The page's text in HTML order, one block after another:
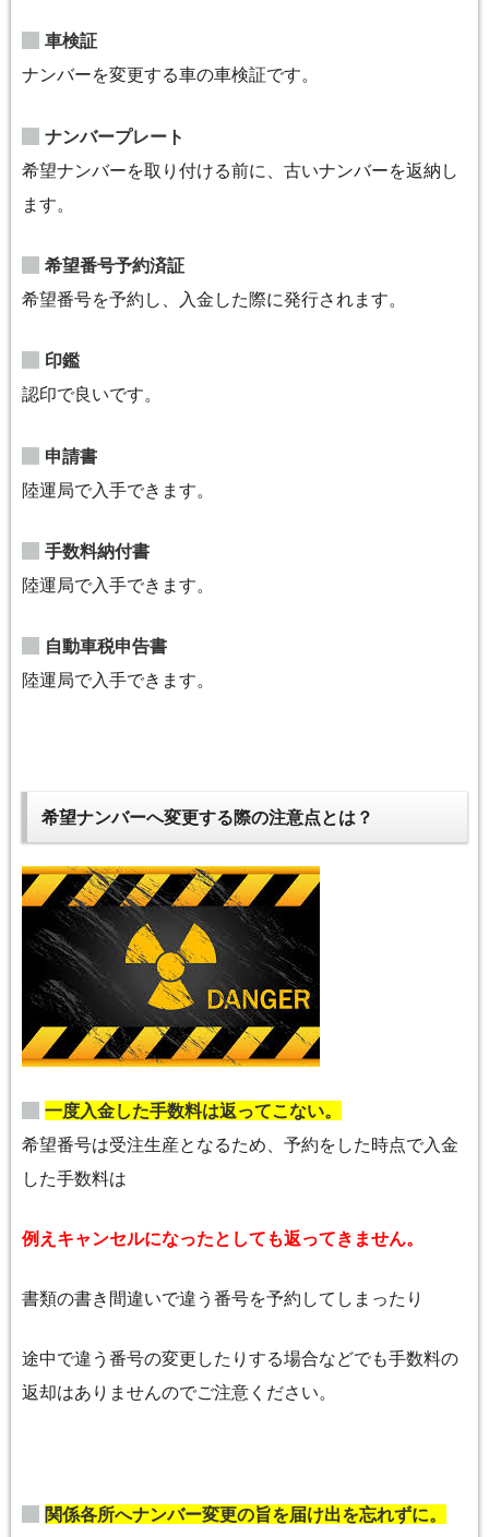
車検証
ナンバーを変更する車の車検証です。
ナンバープレート
希望ナンバーを取り付ける前に、古いナンバーを返納し
ます。
希望番号予約済証
希望番号を予約し、入金した際に発行されます。
印鑑
認印で良いです。
申請書
陸運局で入手できます。
手数料納付書
陸運局で入手できます。
自動車税申告書
陸運局で入手できます。
希望ナンバーへ変更する際の注意点とは？
一度入金した手数料は返ってこない。
希望番号は受注生産となるため、予約をした時点で入金
した手数料は
例えキャンセルになったとしても返ってきません。
書類の書き間違いで違う番号を予約してしまったり
途中で違う番号の変更したりする場合などでも手数料の
返却はありませんのでご注意ください。
関係各所へナンバー変更の旨を届け出を忘れずに。